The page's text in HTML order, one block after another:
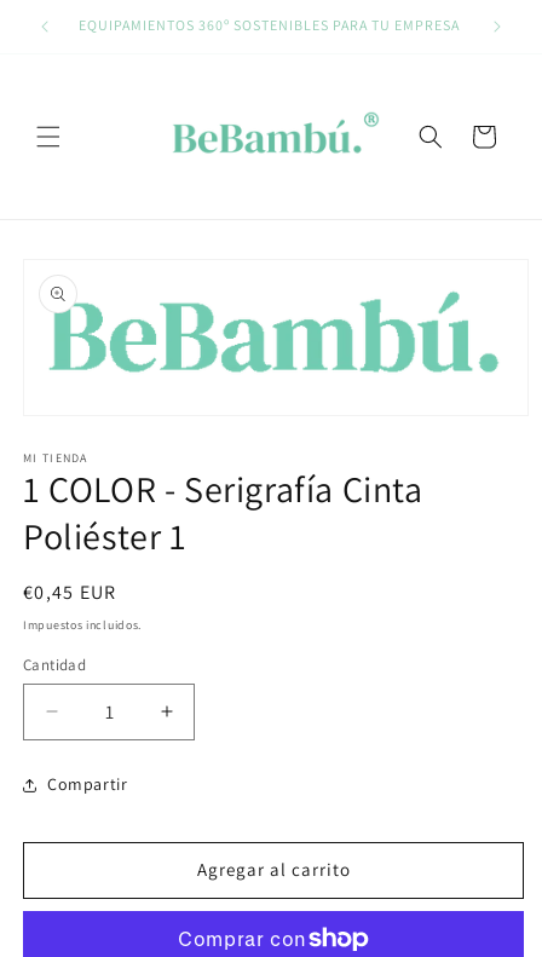
directamenteEQUIPAMIENTOS 360º SOSTENIBLES PARA TU EMPRESA
Carrito
a la
información
del producto
multimedia
1
ventana
modal
MI TIENDA
1 COLOR - Serigrafía Cinta
Poliéster 1
Precio
habitual
€0,45 EUR
Impuestos incluidos.
Cantidad
Reducir
cantidad
para
1
-
Cinta
Aumentar
cantidad
-
Serigrafía
Cinta
Compartir
Agregar al carrito